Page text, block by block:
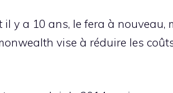
il y a 10 ans, le fera à
vise à réduire les